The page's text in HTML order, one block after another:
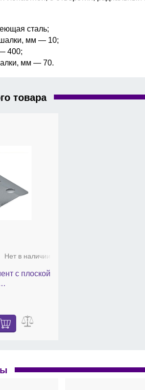
сталь;
мм — 10;
400;
мм — 70.
товара
Нет в наличии
с плоской
сталь